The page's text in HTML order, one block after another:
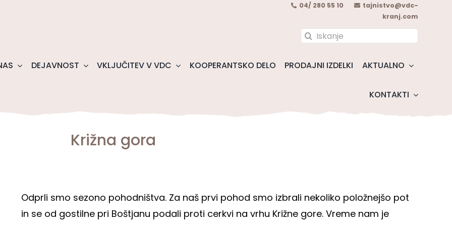
04/ 280 55 10
tajnistvo@vdc-
kranj.com
Search
DEJAVNOST VKLJUČITEV V VDC KOOPERANTSKO DELO PRODAJNI IZDELKI AKTUALNO
KONTAKTI
Križna gora
Odprli smo sezono pohodništva. Za naš prvi pohod smo izbrali nekoliko položnejšo pot
in se od gostilne pri Boštjanu podali proti cerkvi na vrhu Križne gore. Vreme nam je